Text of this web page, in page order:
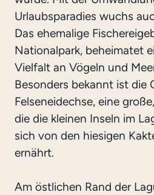
Urlaubsparadies wuchs
Das ehemalige
Nationalpark, beheimatet
Vielfalt an Vögeln und
Besonders bekannt ist die
Felseneidechse, eine
die die kleinen Inseln im
sich von den hiesigen
ernährt.
Am östlichen Rand der